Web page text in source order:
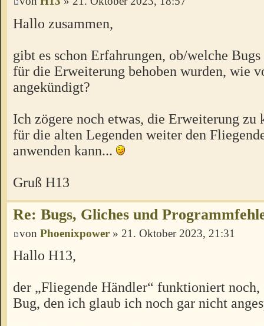
Hallo zusammen,
gibt es schon Erfahrungen, ob/welche
für die Erweiterung behoben wurden, wie
angekündigt?
Ich zögere noch etwas, die Erweiterung zu
für die alten Legenden weiter den
anwenden kann...
Gruß H13
Re: Bugs, Gliches und
von Phoenixpower » 21. Oktober 2023, 21:31
Hallo H13,
der „Fliegende Händler“ funktioniert noch,
Bug, den ich glaub ich noch gar nicht